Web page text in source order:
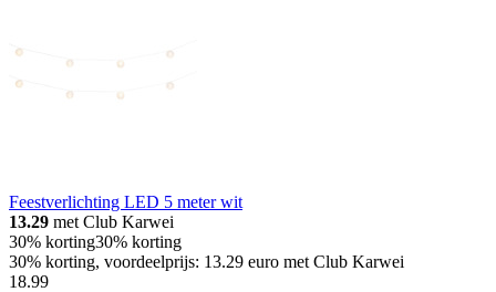
Feestverlichting LED 5 meter wit
13.29 met Club Karwei
30% korting30% korting
30% korting, voordeelprijs: 13.29 euro met Club Karwei
18.99